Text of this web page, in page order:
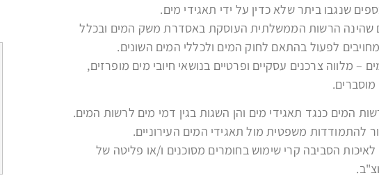
שנגבו ביתר שלא כדין על ידי תאגידי מים.
שהינה הרשות הממשלתית העוסקת באסדרת משק המים ובכלל
לפעול בהתאם לחוק המים ולכללי המים השונים.
מלווה צרכנים עסקיים ופרטיים בנושאי חיובי מים מופרזים,
מוסברים.
המים כנגד תאגידי מים והן השגות בגין דמי מים לרשות המים.
להתמודדות משפטית מול תאגידי המים העירוניים.
לאיכות הסביבה קרי שימוש בחומרים מסוכנים ו/או פליטה של
תביעה הוגשה באמצעות עוה"ד
חיוב היטל פיתוח ואגרת בניה
בסך של כ- 2 מיליון ₪ .
לקריאה